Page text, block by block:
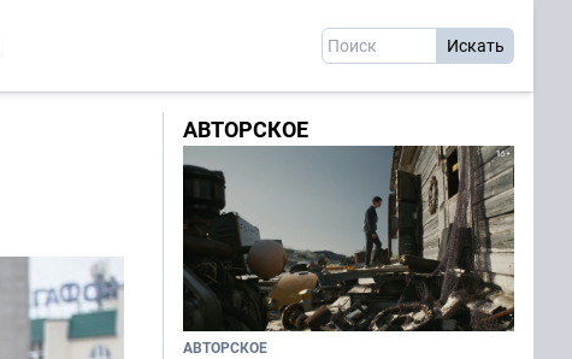
АВТОРСКОЕ
АВТОРСКОЕ